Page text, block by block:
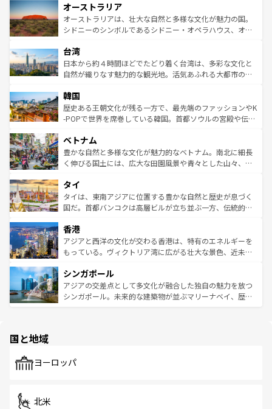
部のニューオーリンズでは、音楽と美食が融合した独特の
文化が魅力。旅行者はアメリカの各地域で異なる魅力を楽
しみながら、その多様性と豊かな歴史を感じることができ
ならではの贅沢な旅のスタイルだ。 なお、新着のアメリカ
情報はコンテンツ一覧を参照してほしい。
ワイ島は見逃せない。また、定番の観光地といえばオアフ
島だが、静かな自然を求めるならマウイ島やカウアイ島が
おすすめ。エメラルドグリーンに輝く海をはじめ、豊かな
れるおもてなしの心で訪れる人々を迎えてくれるハワイの
人々、おいしいローカルフードやハワイアンミュージッ
ク、伝統的なフラダンスなど、すべてがハワイの魅力を彩
ワイを、存分に味わってほしい。 なお、新着のハワイ情報
はコンテンツ一覧を参照してほしい。
オーストラリア
オーストラリアは、壮大な自然と多様な文化が魅力の国。
シドニーのシンボルであるシドニー・オペラハウス、オー
リアリーフや大陸中央部にそびえるウルル（エアーズロッ
ク）、タスマニアの美しい原生林やケアンズの熱帯雨林な
ど、見どころがたくさん。また、カフェやワイン、オージ
いる。アクティビティも充実しており、サーフィンやダイ
ビング、ハイキングなど、アウトドア好きにはたまらな
い。オーストラリアの多彩な魅力を存分に味わいつくそ
参照してほしい。
台湾
日本から約４時間ほどでたどり着く台湾は、多彩な文化と
自然が織りなす魅力的な観光地。活気あふれる大都市の台
ン）、静ひつな山岳地帯である台湾東部など、都市の喧騒
と山間の静けさが共存しており、訪れる人に新しい発見と
驚きをもたらしてくれる。また、奥深い台湾の食文化も魅
容にもいいと評判のスイーツなど、バラエティ豊かな料理
が味わえる。 なお、新着の台湾情報は コンテンツ一覧を参
照してほしい。
韓国
歴史ある王朝文化が残る一方で、最先端のファッションやK
-POPで世界を席巻している韓国。首都ソウルの宮殿や伝統
き、地方に足を延ばせば四季折々の自然美を楽しむことが
できる。そして、キムチや焼肉、絶品のストリートフード
まで、さまざまな韓国料理が待っている。夜には、韓国な
リティに包まれながら、韓国の多彩な魅力を心ゆくまで味
わってみてほしい。 なお、新着の韓国情報はコンテンツ一
覧を参照してほしい。
ベトナム
豊かな自然と多様な文化が魅力的なベトナム。南北に細長
く伸びる国土には、広大な田園風景や青々とした山々、世
急速な発展と共に伝統が息づく。ハノイの古い町並みやホ
ーチミン市のフランス統治時代の建物も、独特の雰囲気を
醸し出している。また、バラエティの豊かさとおいしさで
とつ。フォーやバインミー、ベトナムコーヒーなどは、ぜ
ひ現地で味わいたい。どの地域を訪れてもあたたかい人々
が旅行者を迎えてくれるので、きっと忘れられない旅にな
参照してほしい。
タイ
タイは、東南アジアに位置する豊かな自然と歴史が息づく
国だ。首都バンコクは高層ビルが立ち並ぶ一方、伝統的な
の活気が交差している。北部ではチェンマイなどの山岳地
帯で自然と触れ合い、南部ではプーケットやクラビの美し
いビーチでリゾート気分を楽しむことができる。タイ料理
激する。気候は一年中温暖で、どの季節にも異なる楽しみ
が待っている。親しみやすいタイの人々、仏教を中心とし
た文化、そして多様な観光資源が、訪れる旅人を魅了し続
香港
アジアと西洋の文化が交わる香港は、特有のエネルギーを
もっている。ヴィクトリア湾に広がる壮大な景色、近未来
み、どこを訪れても感動するはず。観光スポットが密集し
ており、効率よく見どころを回れるのも魅力。息をのむよ
うな絶景から文化的な体験まで、香港を存分に楽しみ尽く
シンガポール
アジアの交差点として多文化が融合した独自の魅力を放つ
シンガポール。未来的な建築物が並ぶマリーナベイ、歴史
で、ホーカーズは地元の風情を楽しめる外せないスポット
国と地域
ヨーロッパ
北米